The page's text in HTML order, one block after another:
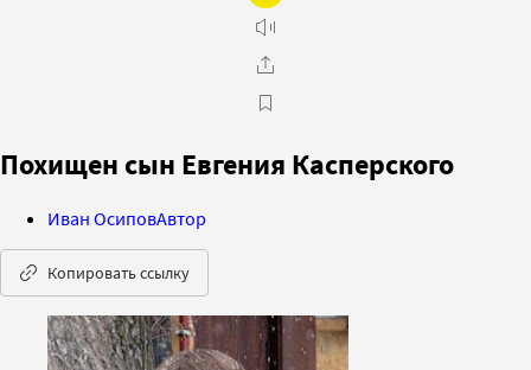
Похищен сын Евгения Касперского
Иван ОсиповАвтор
Копировать ссылку